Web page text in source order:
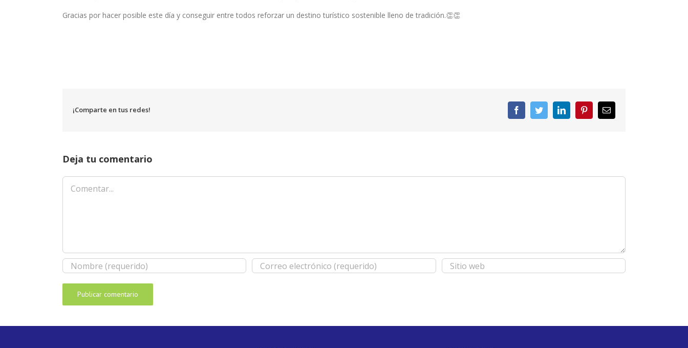
Gracias por hacer posible este día y conseguir entre todos reforzar un destino turístico sostenible lleno de tradición.👏👏
¡Comparte en tus redes! FacebookTwitterLinkedInPinterestCorreo
electrónico
Deja tu comentario
Comentar